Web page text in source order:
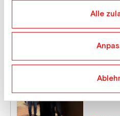
Alle
Artikel
Ski Austria
und